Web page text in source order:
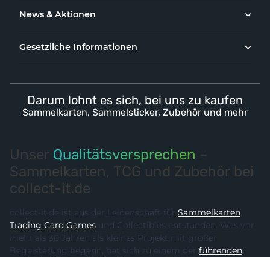
News & Aktionen
Gesetzliche Informationen
Darum lohnt es sich, bei uns zu kaufen
Sammelkarten, Sammelsticker, Zubehör und mehr
Unser Qualitätsversprechen –
Sammelkarten, TCG und Zubehör bei
collect-it.de
collect-it.de ist aus der Leidenschaft für Sammelkarten,
Trading Card Games und Collectibles entstanden. Was vor
mehr als 30 Jahren als kleines Projekt mit großer
Begeisterung begann, hat sich zu einem der führenden